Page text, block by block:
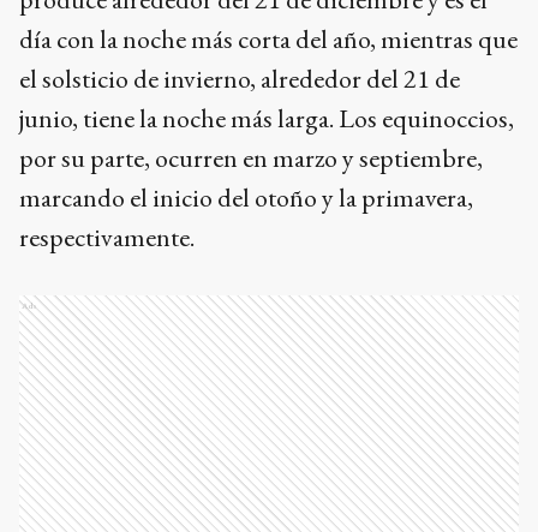
día con la noche más corta del año, mientras que
el solsticio de invierno, alrededor del 21 de
junio, tiene la noche más larga. Los equinoccios,
por su parte, ocurren en marzo y septiembre,
marcando el inicio del otoño y la primavera,
respectivamente.
Ads